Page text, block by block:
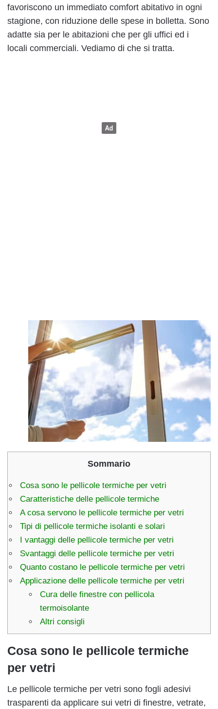
favoriscono un immediato comfort abitativo in ogni
stagione, con riduzione delle spese in bolletta. Sono
adatte sia per le abitazioni che per gli uffici ed i
locali commerciali. Vediamo di che si tratta.
Sommario
Cosa sono le pellicole termiche per vetri
Caratteristiche delle pellicole termiche
A cosa servono le pellicole termiche per vetri
Tipi di pellicole termiche isolanti e solari
I vantaggi delle pellicole termiche per vetri
Svantaggi delle pellicole termiche per vetri
Quanto costano le pellicole termiche per vetri
Applicazione delle pellicole termiche per vetri
Cura delle finestre con pellicola
termoisolante
Altri consigli
Cosa sono le pellicole termiche
per vetri
Le pellicole termiche per vetri sono fogli adesivi
trasparenti da applicare sui vetri di finestre, vetrate,